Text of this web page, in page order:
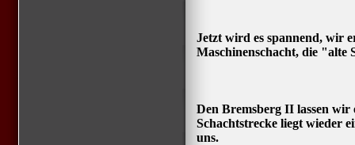
Jetzt wird es spannend, wir
Maschinenschacht, die "alte
Den Bremsberg II lassen wir
Schachtstrecke liegt wieder
uns.